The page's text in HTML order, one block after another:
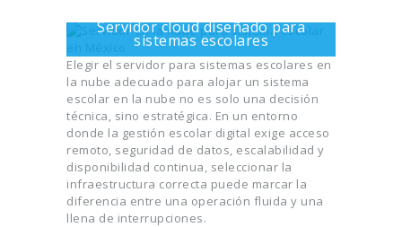
Servidor cloud diseñado para
sistemas escolares
Elegir el servidor para sistemas escolares en
la nube adecuado para alojar un sistema
escolar en la nube no es solo una decisión
técnica, sino estratégica. En un entorno
donde la gestión escolar digital exige acceso
remoto, seguridad de datos, escalabilidad y
disponibilidad continua, seleccionar la
infraestructura correcta puede marcar la
diferencia entre una operación fluida y una
llena de interrupciones.